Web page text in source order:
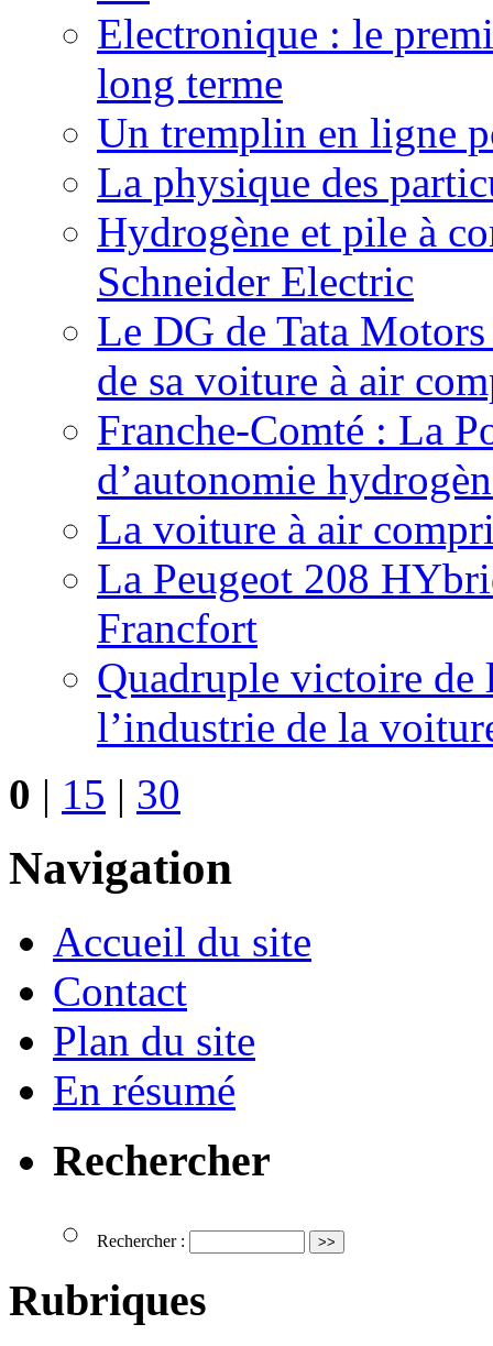
Electronique : le
long terme
Un tremplin en ligne
La physique des
Hydrogène et pile à
Schneider Electric
Le DG de Tata Motors
de sa voiture à air
Franche-Comté : La
d’autonomie
La voiture à air
La Peugeot 208
Francfort
Quadruple victoire de
l’industrie de la
0 | 15 | 30
Navigation
Accueil du site
Contact
Plan du site
En résumé
Rechercher
Rechercher :
Rubriques